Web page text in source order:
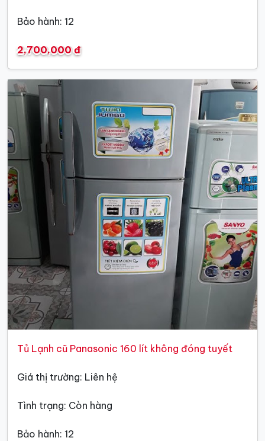
Bảo hành: 12
2,700,000 đ
Tủ Lạnh cũ Panasonic 160 lít không đóng tuyết
Giá thị trường: Liên hệ
Tình trạng: Còn hàng
Bảo hành: 12